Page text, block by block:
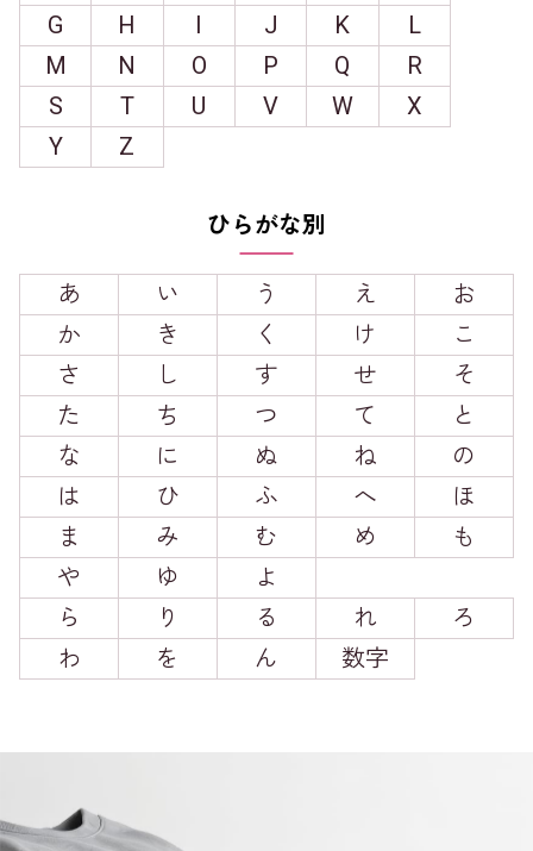
G
H I J K
L
M
N O P Q
R
S
T U V W
X
Y
Z
ひらがな別
あ い う え
お
か
き く け
こ
さ
し す せ
そ
た
ち つ て
と
な
に ぬ ね
の
は
ひ ふ へ
ほ
ま
み む め
も
や
ゆ
よ
ら
り る れ
ろ
わ
を ん 数字